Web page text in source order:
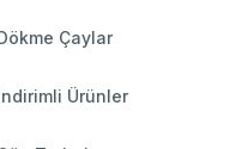
Çaylar
Ürünler